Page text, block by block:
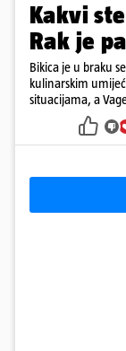
Kakvi
Rak je
Bikica je u braku
kulinarskim
situacijama, a